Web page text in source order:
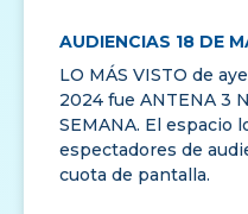
AUDIENCIAS 18 DE
LO MÁS VISTO de
2024 fue ANTENA 3
SEMANA. El espacio
espectadores de
cuota de pantalla.